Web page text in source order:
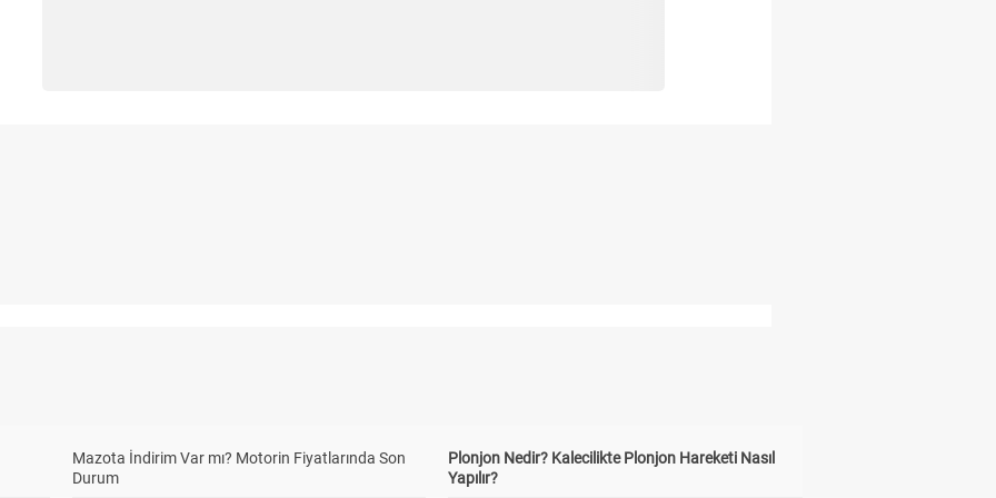
Mazota İndirim Var mı? Motorin Fiyatlarında Son
Durum
Plonjon Nedir? Kalecilikte Plonjon Hareketi Nasıl
Yapılır?